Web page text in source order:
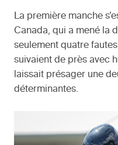
La première manche
Canada, qui a mené la
seulement quatre
suivaient de près avec
laissait présager une
déterminantes.